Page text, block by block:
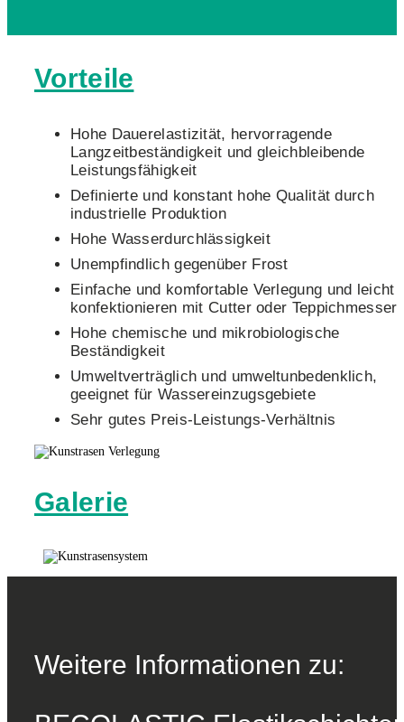
Vorteile
Hohe Dauerelastizität, hervorragende
Langzeitbeständigkeit und gleichbleibende
Leistungsfähigkeit
Definierte und konstant hohe Qualität durch
industrielle Produktion
Hohe Wasserdurchlässigkeit
Unempfindlich gegenüber Frost
Einfache und komfortable Verlegung und leicht
konfektionieren mit Cutter oder Teppichmesser
Hohe chemische und mikrobiologische
Beständigkeit
Umweltverträglich und umweltunbedenklich,
geeignet für Wassereinzugsgebiete
Sehr gutes Preis-Leistungs-Verhältnis
Galerie
Weitere Informationen zu: